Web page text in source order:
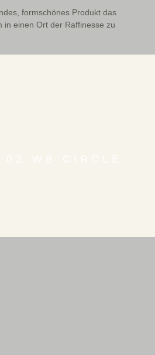
formschönes Produkt das
in einen Ort der Raffinesse zu